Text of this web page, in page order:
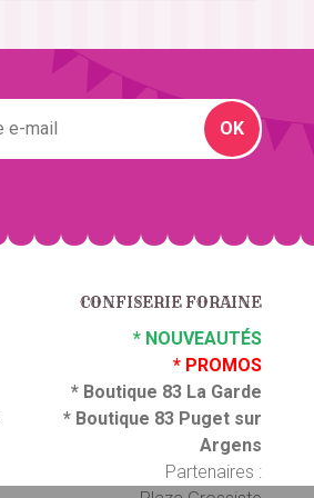
/5
5/5
OK
CONFISERIE FORAINE
* NOUVEAUTÉS
* PROMOS
* Boutique 83 La Garde
* Boutique 83 Puget sur
Argens
Partenaires :